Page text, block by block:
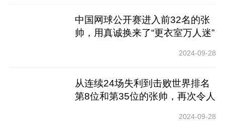
中国网球公开赛进入前32名的张
帅，用真诚换来了“更衣室万人迷”
2024-09-28
从连续24场失利到击败世界排名
第8位和第35位的张帅，再次令人
2024-09-28